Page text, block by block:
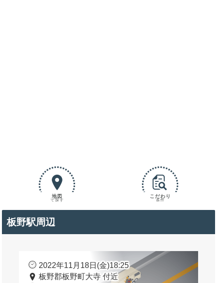
地図
で探す
こだわり
条件
板野駅周辺
2022年11月18日(金)18:25
板野郡板野町大寺 付近